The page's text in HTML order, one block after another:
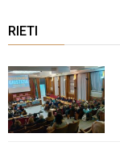
RIETI